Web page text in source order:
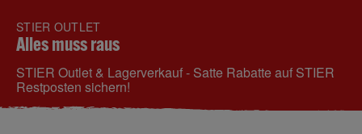
STIER OUTLET
Alles muss raus
STIER Outlet & Lagerverkauf - Satte Rabatte auf STIER
Restposten sichern!